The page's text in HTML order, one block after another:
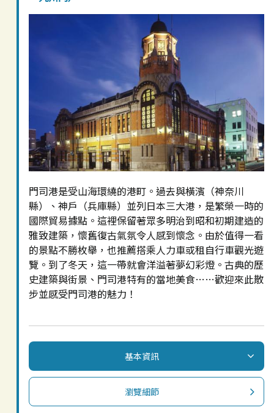
門司港是受山海環繞的港町。過去與橫濱（神奈川
縣）、神戶（兵庫縣）並列日本三大港，是繁榮一時的
國際貿易據點。這裡保留著眾多明治到昭和初期建造的
雅致建築，懷舊復古氣氛令人感到懷念。由於值得一看
的景點不勝枚舉，也推薦搭乘人力車或租自行車觀光遊
覽。到了冬天，這一帶就會洋溢著夢幻彩燈。古典的歷
史建築與街景、門司港特有的當地美食……歡迎來此散
步並感受門司港的魅力！
基本資訊
瀏覽細節